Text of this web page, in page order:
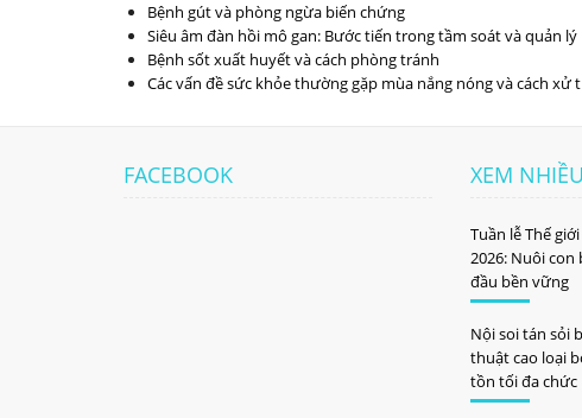
Bệnh gút và phòng ngừa biến chứng
Siêu âm đàn hồi mô gan: Bước tiến trong tầm soát và quản
Bệnh sốt xuất huyết và cách phòng tránh
Các vấn đề sức khỏe thường gặp mùa nắng nóng và cách xử
FACEBOOK XEM
Tuần lễ Thế
2026: Nuôi
đầu bền vững
Nội soi tán sỏi
thuật cao loại
tồn tối đa chức